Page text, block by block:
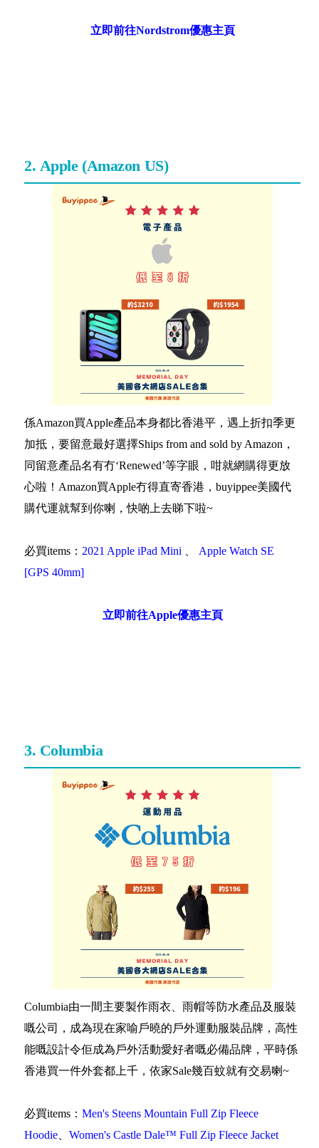
立即前往Nordstrom優惠主頁
2. Apple (Amazon US)
係Amazon買Apple產品本身都比香港平，遇上折扣季更
加抵，要留意最好選擇Ships from and sold by Amazon，
同留意產品名有冇‘Renewed’等字眼，咁就網購得更放
心啦！Amazon買Apple冇得直寄香港，buyippee美國代
購代運就幫到你喇，快啲上去睇下啦~
必買items： 2021 Apple iPad Mini
Apple Watch SE
[GPS 40mm]
立即前往Apple優惠主頁
3. Columbia
Columbia由一間主要製作雨衣、雨帽等防水產品及服裝
嘅公司，成為現在家喻戶曉的戶外運動服裝品牌，高性
能嘅設計令佢成為戶外活動愛好者嘅必備品牌，平時係
香港買一件外套都上千，依家Sale幾百蚊就有交易喇~
必買items： Men's Steens Mountain Full Zip Fleece
Hoodie
Women's Castle Dale™ Full Zip Fleece Jacket